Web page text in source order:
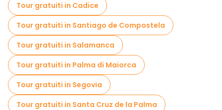
Tour gratuiti in Cadice
Tour gratuiti in Santiago de Compostela
Tour gratuiti in Salamanca
Tour gratuiti in Palma di Maiorca
Tour gratuiti in Segovia
Tour gratuiti in Santa Cruz de la Palma